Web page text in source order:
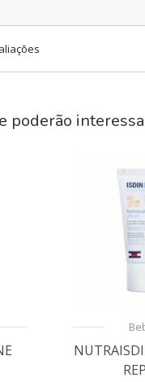
poderão